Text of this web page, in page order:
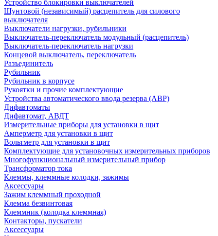
Устройство блокировки выключателей
Шунтовой (независимый) расцепитель для силового
выключателя
Выключатели нагрузки, рубильники
Выключатель-переключатель модульный (расцепитель)
Выключатель-переключатель нагрузки
Концевой выключатель, переключатель
Разъединитель
Рубильник
Рубильник в корпусе
Рукоятки и прочие комплектующие
Устройства автоматического ввода резерва (АВР)
Дифавтоматы
Дифавтомат, АВДТ
Измерительные приборы для установки в щит
Амперметр для установки в щит
Вольтметр для установки в щит
Комплектующие для установочных измерительных приборов
Многофункциональный измерительный прибор
Трансформатор тока
Клеммы, клеммные колодки, зажимы
Аксессуары
Зажим клеммный проходной
Клемма безвинтовая
Клеммник (колодка клеммная)
Контакторы, пускатели
Аксессуары